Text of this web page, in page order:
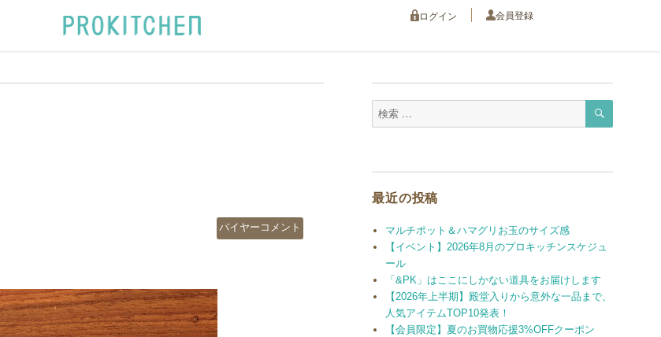
ログイン 会員登録
カ
テ
バイヤーコメント
検
検
最近の投稿
マルチポット＆ハマグリお玉のサイズ感
【イベント】2026年8月のプロキッチンスケジュ
ール
「&PK」はここにしかない道具をお届けします
【2026年上半期】殿堂入りから意外な一品まで、
人気アイテムTOP10発表！
【会員限定】夏のお買物応援3%OFFクーポン